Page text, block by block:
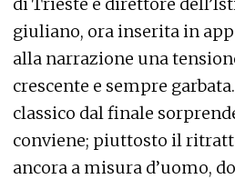
giuliano, ora inserita in
alla narrazione una
crescente e sempre
classico dal finale
conviene; piuttosto il
ancora a misura d’uomo,